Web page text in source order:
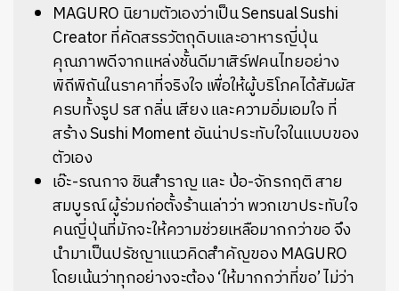
MAGURO นิยามตัวเองว่าเป็น Sensual Sushi
Creator ที่คัดสรรวัตถุดิบและอาหารญี่ปุ่น
คุณภาพดีจากแหล่งชั้นดีมาเสิร์ฟคนไทยอย่าง
พิถีพิถันในราคาที่จริงใจ เพื่อให้ผู้บริโภคได้สัมผัส
ครบทั้งรูป รส กลิ่น เสียง และความอิ่มเอมใจ ที่
สร้าง Sushi Moment อันน่าประทับใจในแบบของ
ตัวเอง
เอ๊ะ-รณกาจ ชินสำราญ และ ป้อ-จักรกฤติ สาย
สมบูรณ์ ผู้ร่วมก่อตั้งร้านเล่าว่า พวกเขาประทับใจ
คนญี่ปุ่นที่มักจะให้ความช่วยเหลือมากกว่าขอ จึง
นำมาเป็นปรัชญาแนวคิดสำคัญของ MAGURO
โดยเน้นว่าทุกอย่างจะต้อง ‘ให้มากกว่าที่ขอ’ ไม่ว่า